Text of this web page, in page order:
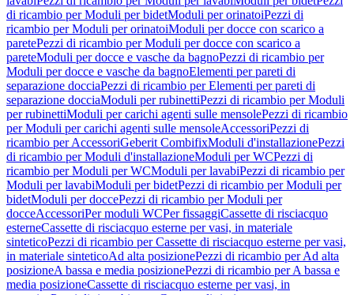
di ricambio per Moduli per bidetModuli per orinatoiPezzi di
ricambio per Moduli per orinatoiModuli per docce con scarico a
paretePezzi di ricambio per Moduli per docce con scarico a
pareteModuli per docce e vasche da bagnoPezzi di ricambio per
Moduli per docce e vasche da bagnoElementi per pareti di
separazione docciaPezzi di ricambio per Elementi per pareti di
separazione docciaModuli per rubinettiPezzi di ricambio per Moduli
per rubinettiModuli per carichi agenti sulle mensolePezzi di ricambio
per Moduli per carichi agenti sulle mensoleAccessoriPezzi di
ricambio per AccessoriGeberit CombifixModuli d'installazionePezzi
di ricambio per Moduli d'installazioneModuli per WCPezzi di
ricambio per Moduli per WCModuli per lavabiPezzi di ricambio per
Moduli per lavabiModuli per bidetPezzi di ricambio per Moduli per
bidetModuli per doccePezzi di ricambio per Moduli per
docceAccessoriPer moduli WCPer fissaggiCassette di risciacquo
esterneCassette di risciacquo esterne per vasi, in materiale
sinteticoPezzi di ricambio per Cassette di risciacquo esterne per vasi,
in materiale sinteticoAd alta posizionePezzi di ricambio per Ad alta
posizioneA bassa e media posizionePezzi di ricambio per A bassa e
media posizioneCassette di risciacquo esterne per vasi, in